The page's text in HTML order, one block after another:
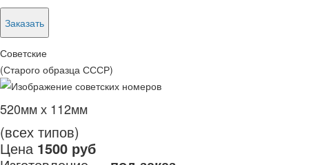
Заказать
Советские
(Старого образца СССР)
520мм х 112мм
(всех типов)
Цена 1500 руб